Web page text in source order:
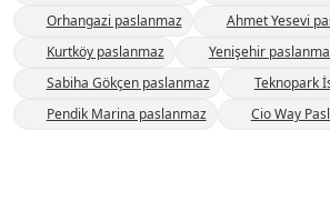
Orhangazi paslanmaz
Ahmet Yesevi
Kurtköy paslanmaz
Yenişehir
Sabiha Gökçen paslanmaz
Teknopark
Pendik Marina paslanmaz
Cio Way